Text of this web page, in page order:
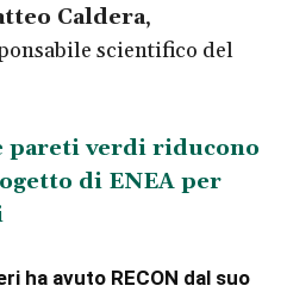
Caldera,
scientifico del
pareti verdi riducono
di ENEA per
ha avuto RECON dal suo